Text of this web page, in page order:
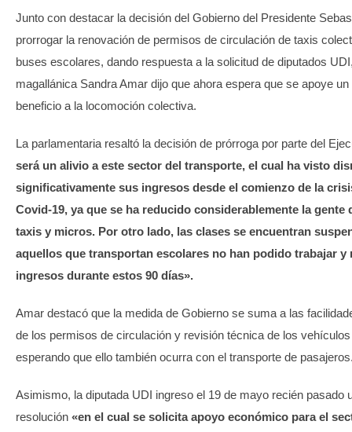
Junto con destacar la decisión del Gobierno del Presidente
prorrogar la renovación de permisos de circulación de taxis
buses escolares, dando respuesta a la solicitud de diputados
magallánica Sandra Amar dijo que ahora espera que se apoye
beneficio a la locomoción colectiva.
La parlamentaria resaltó la decisión de prórroga por parte del
será un alivio a este sector del transporte, el cual ha visto
significativamente sus ingresos desde el comienzo de la
Covid-19, ya que se ha reducido considerablemente la gente
taxis y micros. Por otro lado, las clases se encuentran
aquellos que transportan escolares no han podido trabajar y
ingresos durante estos 90 días».
Amar destacó que la medida de Gobierno se suma a las
de los permisos de circulación y revisión técnica de los
esperando que ello también ocurra con el transporte de
Asimismo, la diputada UDI ingreso el 19 de mayo recién pasado
resolución «en el cual se solicita apoyo económico para el